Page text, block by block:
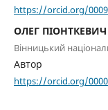
https://orcid.org/
ОЛЕГ ПІОНТКЕВИЧ
Вінницький
Автор
https://orcid.org/